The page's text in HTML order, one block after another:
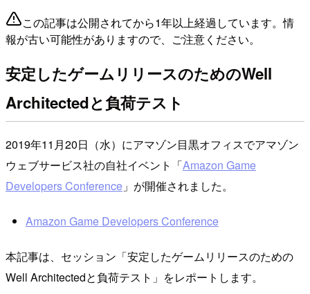
この記事は公開されてから1年以上経過しています。情
報が古い可能性がありますので、ご注意ください。
安定したゲームリリースのためのWell
Architectedと負荷テスト
2019年11月20日（水）にアマゾン目黒オフィスでアマゾン
ウェブサービス社の自社イベント「Amazon Game
Developers Conference 」が開催されました。
Amazon Game Developers Conference
本記事は、セッション「安定したゲームリリースのための
Well Architectedと負荷テスト」をレポートします。